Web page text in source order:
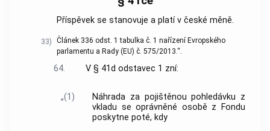
Příspěvek se stanovuje a platí v české měně.
33)
Článek 336 odst. 1 tabulka č. 1 nařízení Evropského
parlamentu a Rady (EU) č. 575/2013.“.
64. V § 41d odstavec 1 zní:
„(1)
Náhrada za pojištěnou pohledávku z
vkladu se oprávněné osobě z Fondu
poskytne poté, kdy